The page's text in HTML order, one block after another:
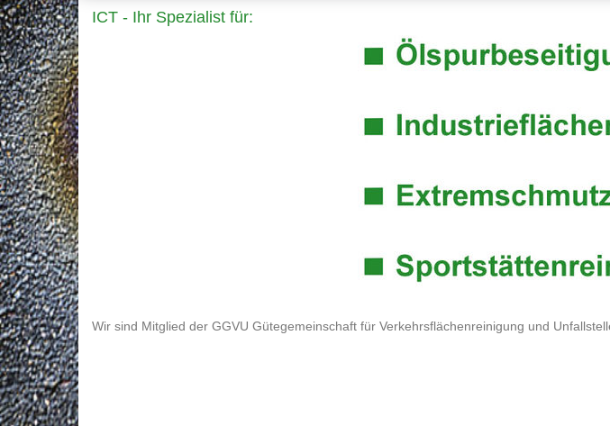
ICT - Ihr Spezialist für:
Wir sind Mitglied der GGVU Gütegemeinschaft für Verkehrsflächenreinigung und